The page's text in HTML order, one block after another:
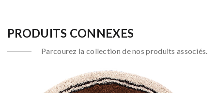
PRODUITS CONNEXES
Parcourez la collection de nos produits associés.